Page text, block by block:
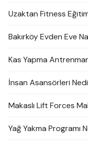
Uzaktan Fitness
Bakırköy Evden Eve
Kas Yapma
İnsan Asansörleri
Makaslı Lift Forces
Yağ Yakma Programı